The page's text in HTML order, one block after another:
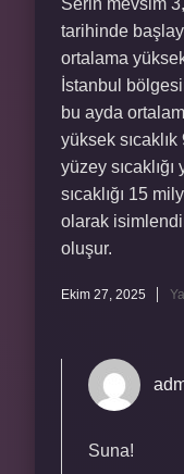
Serin mevsim
tarihinde
ortalama yüksek
İstanbul
bu ayda
yüksek
yüzey
sıcaklığı 15
olarak
oluşur.
Ekim 27, 2025
Suna!